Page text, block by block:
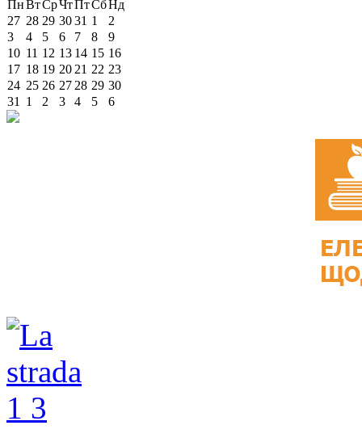
ПнВтСрЧтПтСбНд
27 28 29 3031 1
2
3
4 5 6 7 8
9
10 11 12 13 14 15 16
17 18 19 20 21 22 23
24 25 26 27 28 29 30
31
1 2 3 4 5 6